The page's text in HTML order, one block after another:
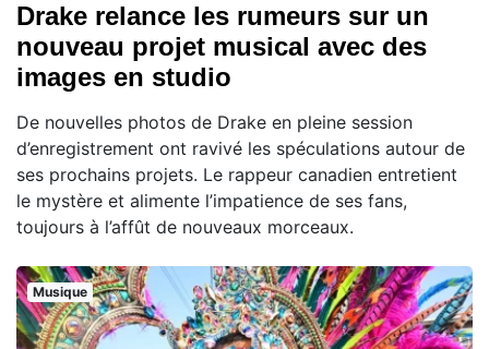
Drake relance les rumeurs sur un
nouveau projet musical avec des
images en studio
De nouvelles photos de Drake en pleine session
d’enregistrement ont ravivé les spéculations autour de
ses prochains projets. Le rappeur canadien entretient
le mystère et alimente l’impatience de ses fans,
toujours à l’affût de nouveaux morceaux.
Musique